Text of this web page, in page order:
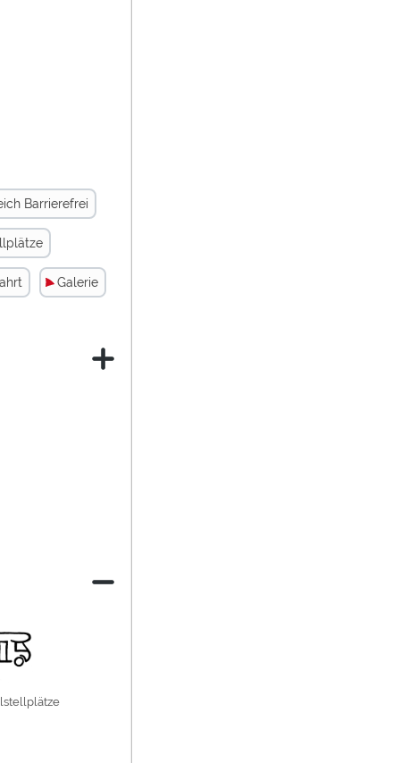
Barrierefrei
Galerie